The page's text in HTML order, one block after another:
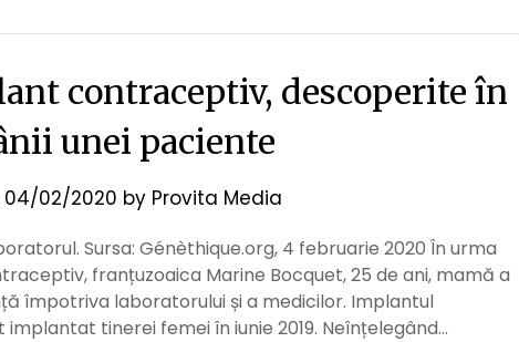
contraceptiv, descoperite în
unei paciente
04/02/2020 by Provita Media
Sursa: Génèthique.org, 4 februarie 2020 În urma
franțuzoaica Marine Bocquet, 25 de ani, mamă a
împotriva laboratorului și a medicilor. Implantul
tinerei femei în iunie 2019. Neînțelegând…